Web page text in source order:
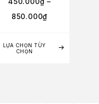
LỰA CHỌN TÙY
CHỌN
850.000₫